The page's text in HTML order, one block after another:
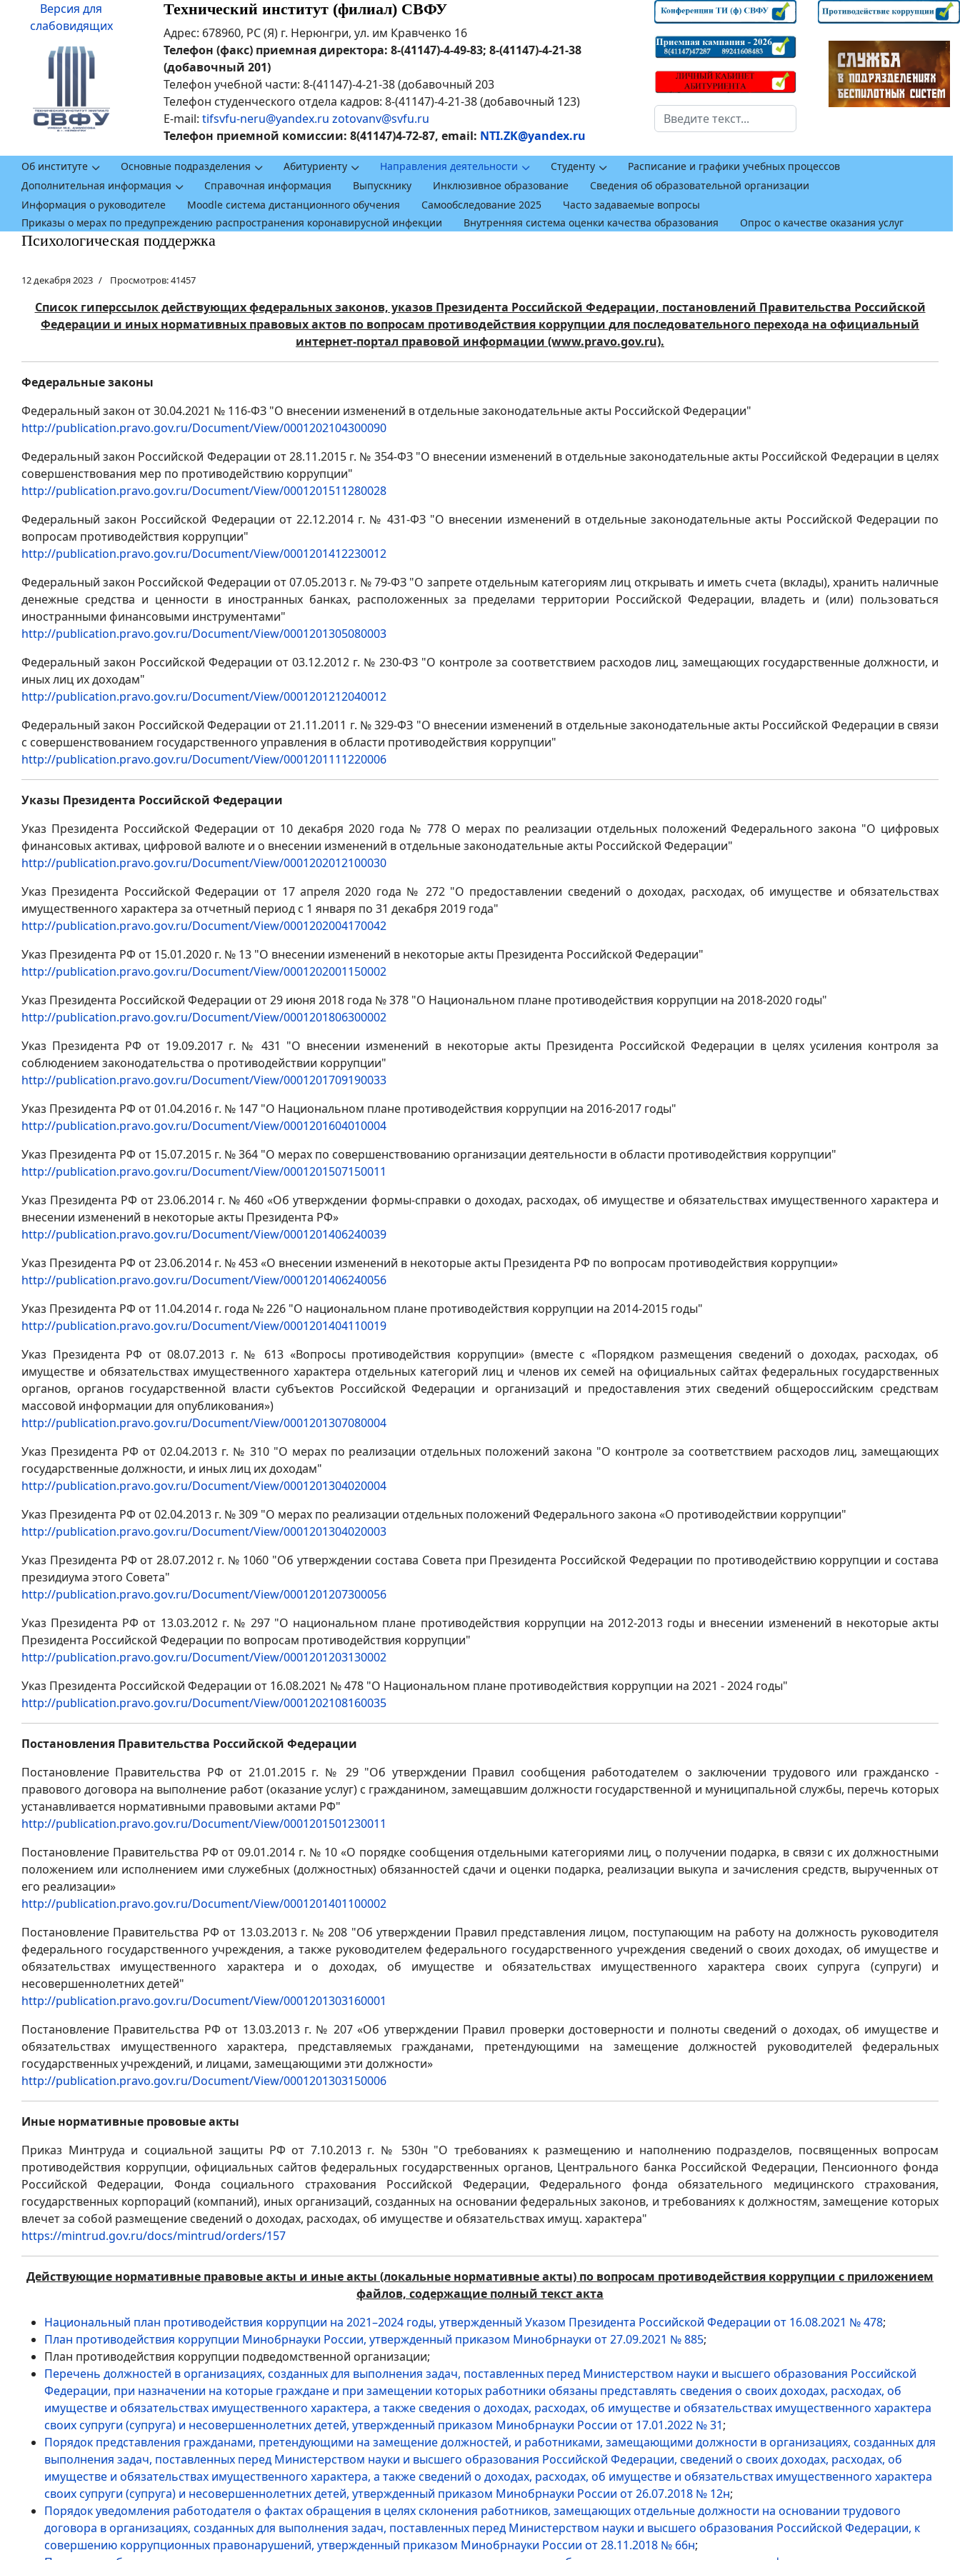
Версия для
слабовидящих
Технический институт (филиал) СВФУ
Адрес: 678960, РС (Я) г. Нерюнгри, ул. им Кравченко 16
Телефон (факс) приемная директора: 8-(41147)-4-49-83; 8-(41147)-4-21-38
(добавочный 201)
Телефон учебной части: 8-(41147)-4-21-38 (добавочный 203
Телефон студенческого отдела кадров: 8-(41147)-4-21-38 (добавочный 123)
E-mail: tifsvfu-neru@yandex.ru zotovanv@svfu.ru
Телефон приемной комиссии: 8(41147)4-72-87, email: NTI.ZK@yandex.ru
Поиск
Об институте Основные подразделения Абитуриенту Направления деятельности Студенту
Расписание и графики учебных процессов
Дополнительная информация
Справочная информация Выпускнику Инклюзивное образование
Сведения об образовательной организации
Информация о руководителе
Moodle система дистанционного обучения Самообследование 2025
Часто задаваемые вопросы
Приказы о мерах по предупреждению распространения коронавирусной инфекции
Внутренняя система оценки качества образования Опрос о качестве оказания услуг
Психологическая поддержка
12 декабря 2023 Просмотров: 41457
Список гиперссылок действующих федеральных законов, указов Президента Российской Федерации, постановлений Правительства Российской
Федерации и иных нормативных правовых актов по вопросам противодействия коррупции для последовательного перехода на официальный
интернет-портал правовой информации (www.pravo.gov.ru).
Федеральные законы
Федеральный закон от 30.04.2021 № 116-ФЗ "О внесении изменений в отдельные законодательные акты Российской Федерации"
http://publication.pravo.gov.ru/Document/View/0001202104300090
Федеральный закон Российской Федерации от 28.11.2015 г. № 354-ФЗ "О внесении изменений в отдельные законодательные акты Российской Федерации в целях
совершенствования мер по противодействию коррупции"
http://publication.pravo.gov.ru/Document/View/0001201511280028
Федеральный закон Российской Федерации от 22.12.2014 г. № 431-ФЗ "О внесении изменений в отдельные законодательные акты Российской Федерации по
вопросам противодействия коррупции"
http://publication.pravo.gov.ru/Document/View/0001201412230012
Федеральный закон Российской Федерации от 07.05.2013 г. № 79-ФЗ "О запрете отдельным категориям лиц открывать и иметь счета (вклады), хранить наличные
денежные средства и ценности в иностранных банках, расположенных за пределами территории Российской Федерации, владеть и (или) пользоваться
иностранными финансовыми инструментами"
http://publication.pravo.gov.ru/Document/View/0001201305080003
Федеральный закон Российской Федерации от 03.12.2012 г. № 230-ФЗ "О контроле за соответствием расходов лиц, замещающих государственные должности, и
иных лиц их доходам"
http://publication.pravo.gov.ru/Document/View/0001201212040012
Федеральный закон Российской Федерации от 21.11.2011 г. № 329-ФЗ "О внесении изменений в отдельные законодательные акты Российской Федерации в связи
с совершенствованием государственного управления в области противодействия коррупции"
http://publication.pravo.gov.ru/Document/View/0001201111220006
Указы Президента Российской Федерации
Указ Президента Российской Федерации от 10 декабря 2020 года № 778 О мерах по реализации отдельных положений Федерального закона "О цифровых
финансовых активах, цифровой валюте и о внесении изменений в отдельные законодательные акты Российской Федерации"
http://publication.pravo.gov.ru/Document/View/0001202012100030
Указ Президента Российской Федерации от 17 апреля 2020 года № 272 "О предоставлении сведений о доходах, расходах, об имуществе и обязательствах
имущественного характера за отчетный период с 1 января по 31 декабря 2019 года"
http://publication.pravo.gov.ru/Document/View/0001202004170042
Указ Президента РФ от 15.01.2020 г. № 13 "О внесении изменений в некоторые акты Президента Российской Федерации"
http://publication.pravo.gov.ru/Document/View/0001202001150002
Указ Президента Российской Федерации от 29 июня 2018 года № 378 "О Национальном плане противодействия коррупции на 2018-2020 годы"
http://publication.pravo.gov.ru/Document/View/0001201806300002
Указ Президента РФ от 19.09.2017 г. № 431 "О внесении изменений в некоторые акты Президента Российской Федерации в целях усиления контроля за
соблюдением законодательства о противодействии коррупции"
http://publication.pravo.gov.ru/Document/View/0001201709190033
Указ Президента РФ от 01.04.2016 г. № 147 "О Национальном плане противодействия коррупции на 2016-2017 годы"
http://publication.pravo.gov.ru/Document/View/0001201604010004
Указ Президента РФ от 15.07.2015 г. № 364 "О мерах по совершенствованию организации деятельности в области противодействия коррупции"
http://publication.pravo.gov.ru/Document/View/0001201507150011
Указ Президента РФ от 23.06.2014 г. № 460 «Об утверждении формы-справки о доходах, расходах, об имуществе и обязательствах имущественного характера и
внесении изменений в некоторые акты Президента РФ»
http://publication.pravo.gov.ru/Document/View/0001201406240039
Указ Президента РФ от 23.06.2014 г. № 453 «О внесении изменений в некоторые акты Президента РФ по вопросам противодействия коррупции»
http://publication.pravo.gov.ru/Document/View/0001201406240056
Указ Президента РФ от 11.04.2014 г. года № 226 "О национальном плане противодействия коррупции на 2014-2015 годы"
http://publication.pravo.gov.ru/Document/View/0001201404110019
Указ Президента РФ от 08.07.2013 г. № 613 «Вопросы противодействия коррупции» (вместе с «Порядком размещения сведений о доходах, расходах, об
имуществе и обязательствах имущественного характера отдельных категорий лиц и членов их семей на официальных сайтах федеральных государственных
органов, органов государственной власти субъектов Российской Федерации и организаций и предоставления этих сведений общероссийским средствам
массовой информации для опубликования»)
http://publication.pravo.gov.ru/Document/View/0001201307080004
Указ Президента РФ от 02.04.2013 г. № 310 "О мерах по реализации отдельных положений закона "О контроле за соответствием расходов лиц, замещающих
государственные должности, и иных лиц их доходам"
http://publication.pravo.gov.ru/Document/View/0001201304020004
Указ Президента РФ от 02.04.2013 г. № 309 "О мерах по реализации отдельных положений Федерального закона «О противодействии коррупции"
http://publication.pravo.gov.ru/Document/View/0001201304020003
Указ Президента РФ от 28.07.2012 г. № 1060 "Об утверждении состава Совета при Президента Российской Федерации по противодействию коррупции и состава
президиума этого Совета"
http://publication.pravo.gov.ru/Document/View/0001201207300056
Указ Президента РФ от 13.03.2012 г. № 297 "О национальном плане противодействия коррупции на 2012-2013 годы и внесении изменений в некоторые акты
Президента Российской Федерации по вопросам противодействия коррупции"
http://publication.pravo.gov.ru/Document/View/0001201203130002
Указ Президента Российской Федерации от 16.08.2021 № 478 "О Национальном плане противодействия коррупции на 2021 - 2024 годы"
http://publication.pravo.gov.ru/Document/View/0001202108160035
Постановления Правительства Российской Федерации
Постановление Правительства РФ от 21.01.2015 г. № 29 "Об утверждении Правил сообщения работодателем о заключении трудового или гражданско -
правового договора на выполнение работ (оказание услуг) с гражданином, замещавшим должности государственной и муниципальной службы, перечь которых
устанавливается нормативными правовыми актами РФ"
http://publication.pravo.gov.ru/Document/View/0001201501230011
Постановление Правительства РФ от 09.01.2014 г. № 10 «О порядке сообщения отдельными категориями лиц, о получении подарка, в связи с их должностными
положением или исполнением ими служебных (должностных) обязанностей сдачи и оценки подарка, реализации выкупа и зачисления средств, вырученных от
его реализации»
http://publication.pravo.gov.ru/Document/View/0001201401100002
Постановление Правительства РФ от 13.03.2013 г. № 208 "Об утверждении Правил представления лицом, поступающим на работу на должность руководителя
федерального государственного учреждения, а также руководителем федерального государственного учреждения сведений о своих доходах, об имуществе и
обязательствах имущественного характера и о доходах, об имуществе и обязательствах имущественного характера своих супруга (супруги) и
несовершеннолетних детей"
http://publication.pravo.gov.ru/Document/View/0001201303160001
Постановление Правительства РФ от 13.03.2013 г. № 207 «Об утверждении Правил проверки достоверности и полноты сведений о доходах, об имуществе и
обязательствах имущественного характера, представляемых гражданами, претендующими на замещение должностей руководителей федеральных
государственных учреждений, и лицами, замещающими эти должности»
http://publication.pravo.gov.ru/Document/View/0001201303150006
Иные нормативные прововые акты
Приказ Минтруда и социальной защиты РФ от 7.10.2013 г. № 530н "О требованиях к размещению и наполнению подразделов, посвященных вопросам
противодействия коррупции, официальных сайтов федеральных государственных органов, Центрального банка Российской Федерации, Пенсионного фонда
Российской Федерации, Фонда социального страхования Российской Федерации, Федерального фонда обязательного медицинского страхования,
государственных корпораций (компаний), иных организаций, созданных на основании федеральных законов, и требованиях к должностям, замещение которых
влечет за собой размещение сведений о доходах, расходах, об имуществе и обязательствах имущ. характера"
https://mintrud.gov.ru/docs/mintrud/orders/157
Действующие нормативные правовые акты и иные акты (локальные нормативные акты) по вопросам противодействия коррупции с приложением
файлов, содержащие полный текст акта
Национальный план противодействия коррупции на 2021–2024 годы, утвержденный Указом Президента Российской Федерации от 16.08.2021 № 478;
План противодействия коррупции Минобрнауки России, утвержденный приказом Минобрнауки от 27.09.2021 № 885;
План противодействия коррупции подведомственной организации;
Перечень должностей в организациях, созданных для выполнения задач, поставленных перед Министерством науки и высшего образования Российской
Федерации, при назначении на которые граждане и при замещении которых работники обязаны представлять сведения о своих доходах, расходах, об
имуществе и обязательствах имущественного характера, а также сведения о доходах, расходах, об имуществе и обязательствах имущественного характера
своих супруги (супруга) и несовершеннолетних детей, утвержденный приказом Минобрнауки России от 17.01.2022 № 31;
Порядок представления гражданами, претендующими на замещение должностей, и работниками, замещающими должности в организациях, созданных для
выполнения задач, поставленных перед Министерством науки и высшего образования Российской Федерации, сведений о своих доходах, расходах, об
имуществе и обязательствах имущественного характера, а также сведений о доходах, расходах, об имуществе и обязательствах имущественного характера
своих супруги (супруга) и несовершеннолетних детей, утвержденный приказом Минобрнауки России от 26.07.2018 № 12н;
Порядок уведомления работодателя о фактах обращения в целях склонения работников, замещающих отдельные должности на основании трудового
договора в организациях, созданных для выполнения задач, поставленных перед Министерством науки и высшего образования Российской Федерации, к
совершению коррупционных правонарушений, утвержденный приказом Минобрнауки России от 28.11.2018 № 66н;